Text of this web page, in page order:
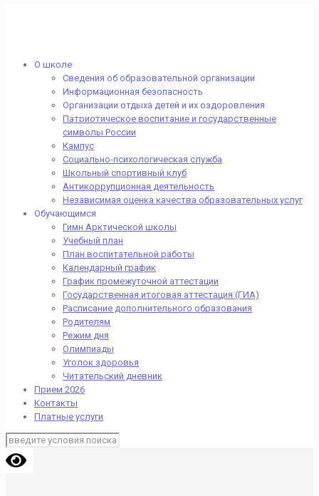
О школе
Сведения об образовательной организации
Информационная безопасность
Организации отдыха детей и их оздоровления
Патриотическое воспитание и государственные
символы России
Кампус
Социально-психологическая служба
Школьный спортивный клуб
Антикоррупционная деятельность
Независимая оценка качества образовательных услуг
Обучающимся
Гимн Арктической школы
Учебный план
План воспитательной работы
Календарный график
График промежуточной аттестации
Государственная итоговая аттестация (ГИА)
Расписание дополнительного образования
Родителям
Режим дня
Олимпиады
Уголок здоровья
Читательский дневник
Прием 2026
Контакты
Платные услуги